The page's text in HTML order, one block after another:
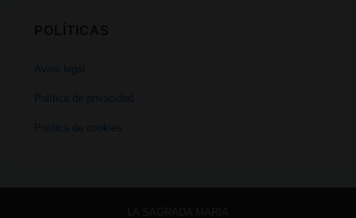
Aviso legal
Política de privacidad
Política de cookies